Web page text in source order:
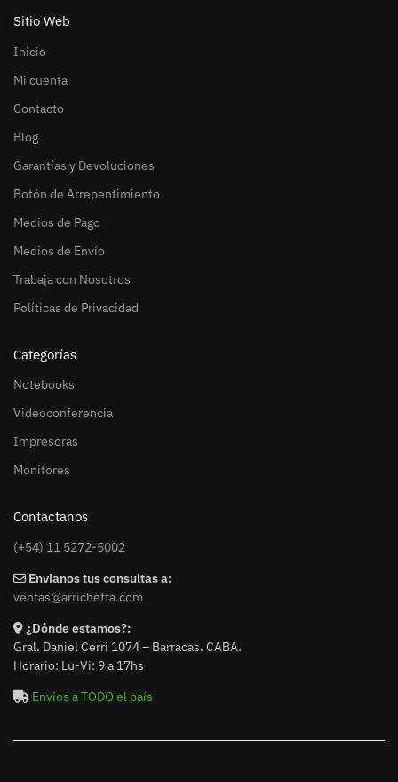
Sitio Web
Inicio
Mi cuenta
Contacto
Blog
Garantías y Devoluciones
Botón de Arrepentimiento
Medios de Pago
Medios de Envío
Trabaja con Nosotros
Políticas de Privacidad
Categorías
Notebooks
Videoconferencia
Impresoras
Monitores
Contactanos
(+54) 11 5272-5002
Envianos tus consultas a:
ventas@arrichetta.com
¿Dónde estamos?:
Gral. Daniel Cerri 1074 – Barracas. CABA.
Horario: Lu-Vi: 9 a 17hs
Envíos a TODO el país